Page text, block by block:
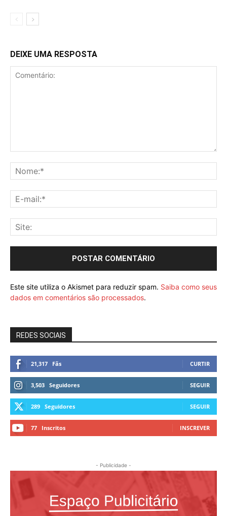
DEIXE UMA RESPOSTA
Este site utiliza o Akismet para reduzir spam. Saiba como seus
dados em comentários são processados.
REDES SOCIAIS
21,317 Fãs CURTIR
3,503 Seguidores SEGUIR
289 Seguidores SEGUIR
77 Inscritos INSCREVER
- Publicidade -